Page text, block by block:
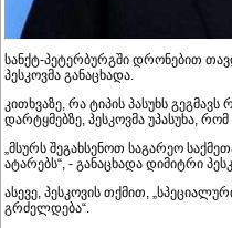
სანქტ-პეტერბურგში დრონებით
პესკოვმა განაცხადა.
კითხვაზე, რა ტიპის პასუხს
დარტყმებზე, პესკოვმა უპასუხა, რომ
„მსურს შეგახსენოთ საგარეო
ატარებს“, - განაცხადა დიმიტრი
ასევე, პესკოვის თქმით,
გრძელდება“.